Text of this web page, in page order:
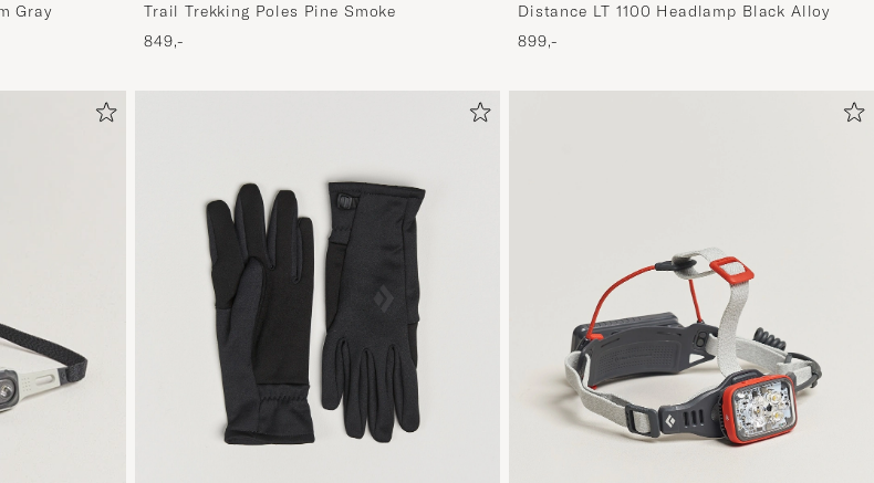
Gray
Trail Trekking Poles Pine Smoke
849,-
Distance LT 1100 Headlamp Black Alloy
899,-